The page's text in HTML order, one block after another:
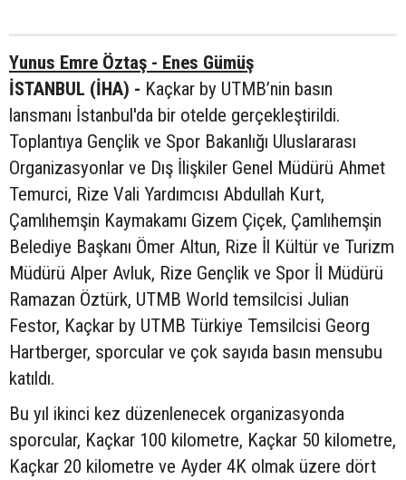
Yunus Emre Öztaş - Enes Gümüş
İSTANBUL (İHA) - Kaçkar by UTMB’nin basın
lansmanı İstanbul'da bir otelde gerçekleştirildi.
Toplantıya Gençlik ve Spor Bakanlığı Uluslararası
Organizasyonlar ve Dış İlişkiler Genel Müdürü Ahmet
Temurci, Rize Vali Yardımcısı Abdullah Kurt,
Çamlıhemşin Kaymakamı Gizem Çiçek, Çamlıhemşin
Belediye Başkanı Ömer Altun, Rize İl Kültür ve Turizm
Müdürü Alper Avluk, Rize Gençlik ve Spor İl Müdürü
Ramazan Öztürk, UTMB World temsilcisi Julian
Festor, Kaçkar by UTMB Türkiye Temsilcisi Georg
Hartberger, sporcular ve çok sayıda basın mensubu
katıldı.
Bu yıl ikinci kez düzenlenecek organizasyonda
sporcular, Kaçkar 100 kilometre, Kaçkar 50 kilometre,
Kaçkar 20 kilometre ve Ayder 4K olmak üzere dört